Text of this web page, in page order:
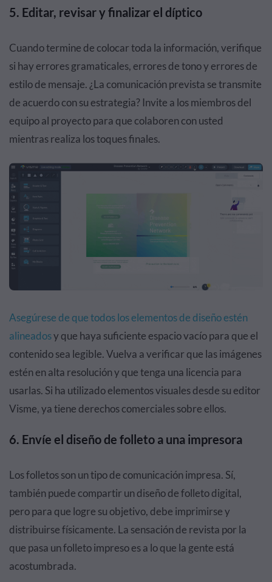
5. Editar, revisar y finalizar el díptico
Cuando termine de colocar toda la información, verifique
si hay errores gramaticales, errores de tono y errores de
estilo de mensaje. ¿La comunicación prevista se transmite
de acuerdo con su estrategia? Invite a los miembros del
equipo al proyecto para que colaboren con usted
mientras realiza los toques finales.
Asegúrese de que todos los elementos de diseño estén
alineadosy que haya suficiente espacio vacío para que el
contenido sea legible. Vuelva a verificar que las imágenes
estén en alta resolución y que tenga una licencia para
usarlas. Si ha utilizado elementos visuales desde su editor
Visme, ya tiene derechos comerciales sobre ellos.
6. Envíe el diseño de folleto a una impresora
Los folletos son un tipo de comunicación impresa. Sí,
también puede compartir un diseño de folleto digital,
pero para que logre su objetivo, debe imprimirse y
distribuirse físicamente. La sensación de revista por la
que pasa un folleto impreso es a lo que la gente está
acostumbrada.